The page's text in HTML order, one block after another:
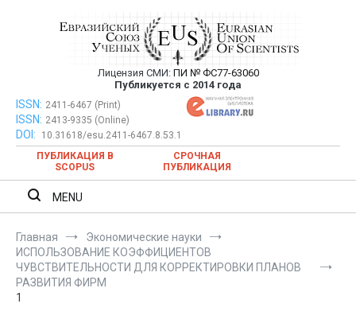
Евразийский Союз Ученых —
публикация научных статей в
ежемесячном научном журнале
Лицензия СМИ: ПИ № ФС77-63060
Публикуется с 2014 года
Евразийский Союз Ученых — публикация научных статей в
ежемесячном научном журнале
ISSN: 2411-6467 (Print)
ISSN: 2413-9335 (Online)
DOI:
10.31618/esu.2411-6467.8.53.1
ПУБЛИКАЦИЯ В
SCOPUS
СРОЧНАЯ
ПУБЛИКАЦИЯ
MENU
Главная
Экономические науки
ИСПОЛЬЗОВАНИЕ КОЭФФИЦИЕНТОВ
ЧУВСТВИТЕЛЬНОСТИ ДЛЯ КОРРЕКТИРОВКИ ПЛАНОВ
РАЗВИТИЯ ФИРМ
1